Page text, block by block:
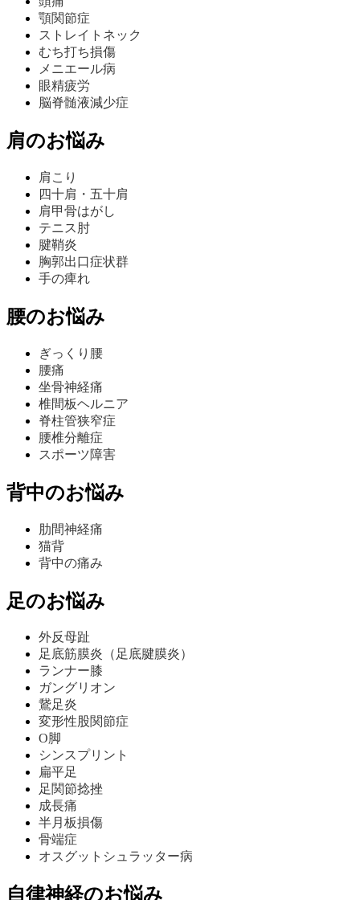
顎関節症
ストレイトネック
むち打ち損傷
メニエール病
眼精疲労
脳脊髄液減少症
肩のお悩み
肩こり
四十肩・五十肩
肩甲骨はがし
テニス肘
腱鞘炎
胸郭出口症状群
手の痺れ
腰のお悩み
ぎっくり腰
腰痛
坐骨神経痛
椎間板ヘルニア
脊柱管狭窄症
腰椎分離症
スポーツ障害
背中のお悩み
肋間神経痛
猫背
背中の痛み
足のお悩み
外反母趾
足底筋膜炎（足底腱膜炎）
ランナー膝
ガングリオン
鵞足炎
変形性股関節症
O脚
シンスプリント
扁平足
足関節捻挫
成長痛
半月板損傷
骨端症
オスグットシュラッター病
自律神経のお悩み